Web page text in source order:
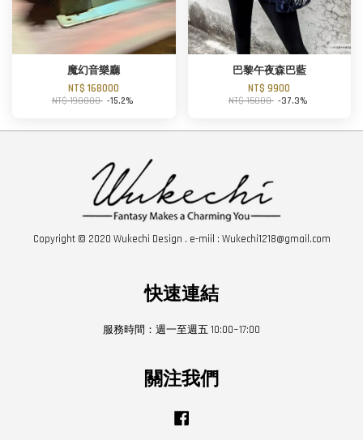
魔幻音樂廳
NT$ 168000
NT$ 198000 -15.2%
巴黎午夜森巴藍
NT$ 9900
NT$ 15800 -37.3%
Copyright © 2020 Wukechi Design . e-miil : Wukechi1218@gmail.com
快速連結
服務時間：週一至週五 10:00~17:00
關注我們